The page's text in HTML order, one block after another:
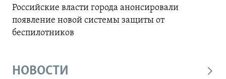
Российские власти города анонсировали
появление новой системы защиты от
беспилотников
НОВОСТИ